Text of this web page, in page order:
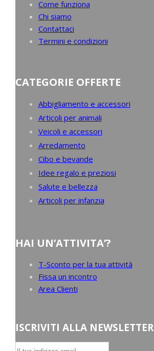
Come funziona
Chi siamo
Contattaci
Termini e condizioni
CATEGORIE OFFERTE
Abbigliamento e accessori
Articoli per animali
Veicoli e accessori
Arredamento
Cibo e bevande
Idee regalo e preziosi
Salute e bellezza
Articoli per infanzia
HAI UN’ATTIVITA’?
T-Sconto per la tua attività
Fissa un incontro
Area Clienti
ISCRIVITI ALLA NEWSLETTER